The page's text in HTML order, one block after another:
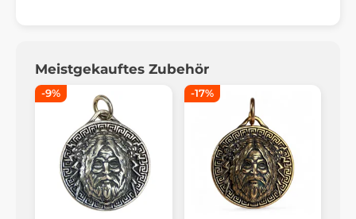
Meistgekauftes Zubehör
-9% -17%